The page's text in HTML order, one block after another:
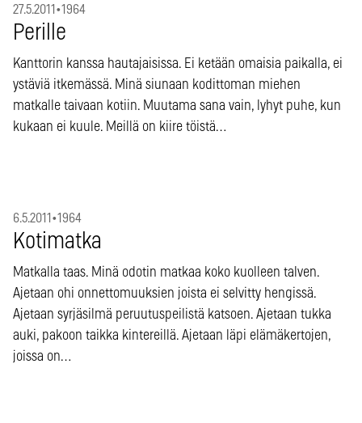
27.5.2011 •1964
Perille
Kanttorin kanssa hautajaisissa. Ei ketään omaisia paikalla, ei
ystäviä itkemässä. Minä siunaan kodittoman miehen
matkalle taivaan kotiin. Muutama sana vain, lyhyt puhe, kun
kukaan ei kuule. Meillä on kiire töistä…
6.5.2011 •1964
Kotimatka
Matkalla taas. Minä odotin matkaa koko kuolleen talven.
Ajetaan ohi onnettomuuksien joista ei selvitty hengissä.
Ajetaan syrjäsilmä peruutuspeilistä katsoen. Ajetaan tukka
auki, pakoon taikka kintereillä. Ajetaan läpi elämäkertojen,
joissa on…